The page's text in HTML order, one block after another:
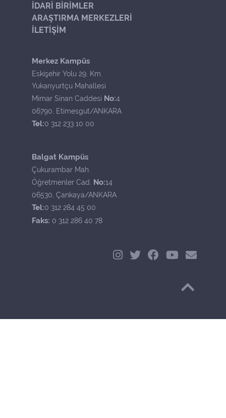
İDARİ BİRİMLER
ARAŞTIRMA MERKEZLERİ
İLETİŞİM
Merkez Kampüs
Eskişehir Yolu 29. Km.
Yukarıyurtçu Mahallesi
Mimar Sinan Caddesi No:4
06790, Etimesgut/ANKARA
Tel:0 312 233 10 00
Balgat Kampüs
Çukurambar Mah.
Öğretmenler Cad. No:14
06530, Çankaya/ANKARA
Tel:0 312 284 45 00
Faks: 0 312 286 40 78